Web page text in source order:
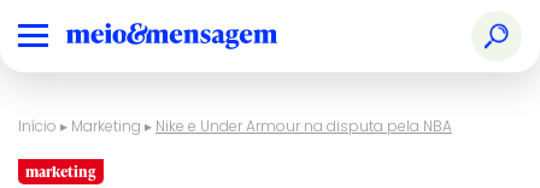
Início ▸ Marketing ▸ Nike e Under Armour na disputa pela NBA
marketing